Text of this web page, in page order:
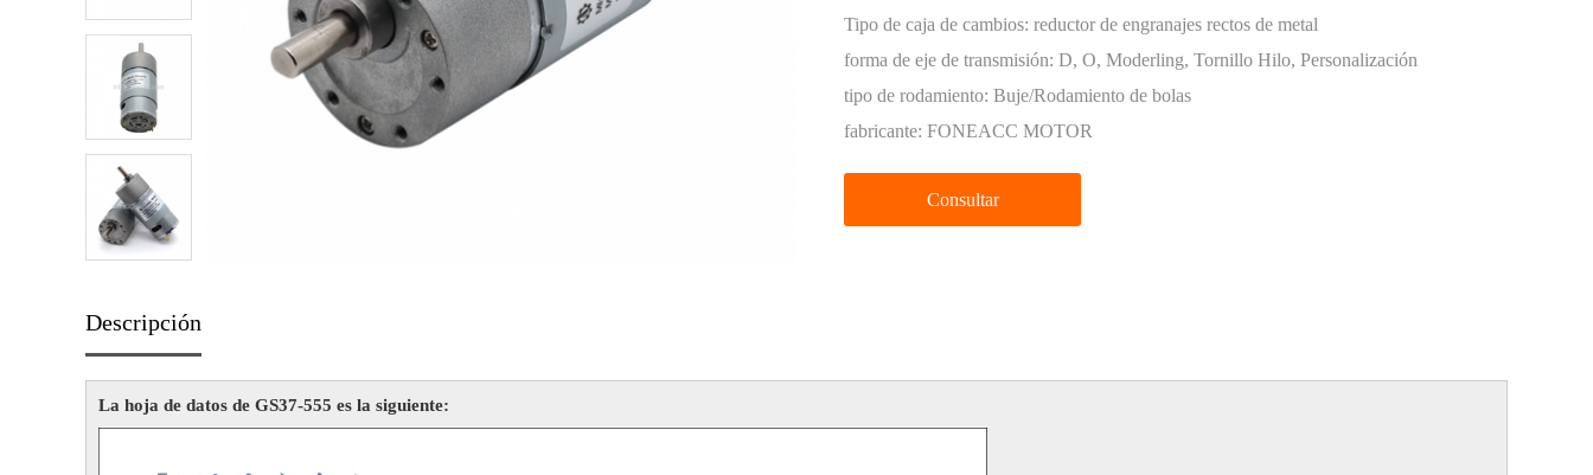
miniatura
Tipo de caja de cambios: reductor de engranajes rectos de metal
forma de eje de transmisión: D, O, Moderling, Tornillo Hilo, Personalización
tipo de rodamiento: Buje/Rodamiento de bolas
fabricante: FONEACC MOTOR
Consultar
Descripción
La hoja de datos de GS37-555 es la siguiente: